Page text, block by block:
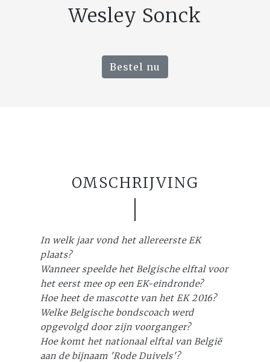
Wesley Sonck
Bestel nu
OMSCHRIJVING
In welk jaar vond het allereerste EK
plaats?
Wanneer speelde het Belgische elftal voor
het eerst mee op een EK-eindronde?
Hoe heet de mascotte van het EK 2016?
Welke Belgische bondscoach werd
opgevolgd door zijn voorganger?
Hoe komt het nationaal elftal van België
aan de bijnaam 'Rode Duivels'?